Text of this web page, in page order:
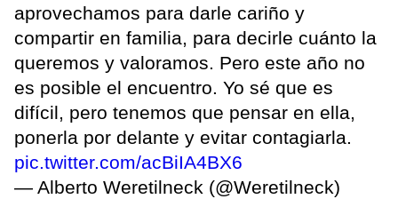
aprovechamos para darle cariño y
compartir en familia, para decirle cuánto la
queremos y valoramos. Pero este año no
es posible el encuentro. Yo sé que es
difícil, pero tenemos que pensar en ella,
ponerla por delante y evitar contagiarla.
pic.twitter.com/acBiIA4BX6
— Alberto Weretilneck (@Weretilneck)